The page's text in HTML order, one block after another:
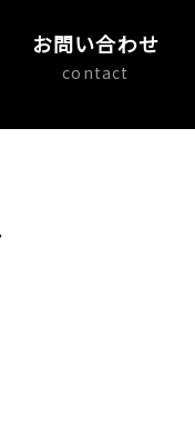
お問い合わせ
contact